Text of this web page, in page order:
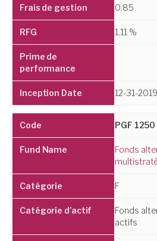
0.85
1.11 %
12-31-2019
PGF 1250
Fonds
F
Fonds
actifs